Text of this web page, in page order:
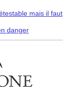
mais il faut
danger